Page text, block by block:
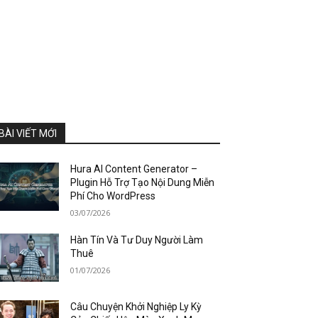
VIẾT MỚI
Hura AI Content Generator –
Plugin Hỗ Trợ Tạo Nội Dung Miễn
Phí Cho WordPress
03/07/2026
Hàn Tín Và Tư Duy Người Làm
Thuê
01/07/2026
Câu Chuyện Khởi Nghiệp Ly Kỳ